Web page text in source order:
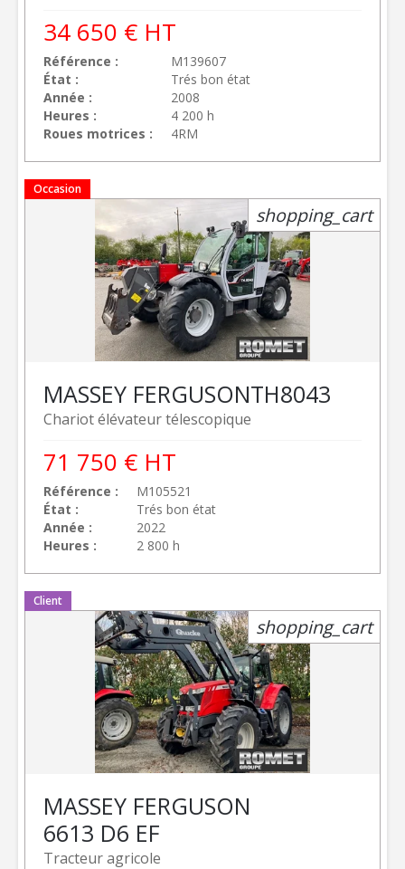
Référence
M139607
État
Trés bon état
Année
2008
Heures
4 200 h
Roues motrices
4RM
34 650 € HT
Occasion
Chariot élévateur télescopique
MASSEY FERGUSONTH8043
Référence
M105521
État
Trés bon état
Année
2022
Heures
2 800 h
71 750 € HT
shopping_cart
Client
Tracteur agricole
MASSEY FERGUSON
6613 D6 EF
shopping_cart